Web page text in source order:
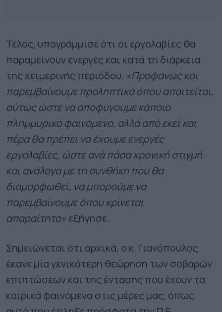
Τέλος, υπογράμμισε ότι οι εργολαβίες θα
παραμείνουν ενεργές και κατά τη διάρκεια
της χειμερινής περιόδου. «Προφανώς και
παρεμβαίνουμε προληπτικά όπου απαιτείται,
ούτως ώστε να αποφύγουμε κάποιο
πλημμυρικό φαινόμενο, αλλά από εκεί και
πέρα θα πρέπει να έχουμε ενεργές
εργολαβίες, ώστε ανά πάσα χρονική στιγμή
και ανάλογα με τη συνθήκη που θα
διαμορφωθεί, να μπορούμε να
παρεμβαίνουμε όπου κρίνεται
απαραίτητο» εξήγησε.
Σημειώνεται ότι αρχικά, ο κ. Γιανόπουλος
έκανε μία γενικότερη θεώρηση των σοβαρών
επιπτώσεων και της έντασης που έχουν τα
καιρικά φαινόμενα στις μέρες μας, όπως